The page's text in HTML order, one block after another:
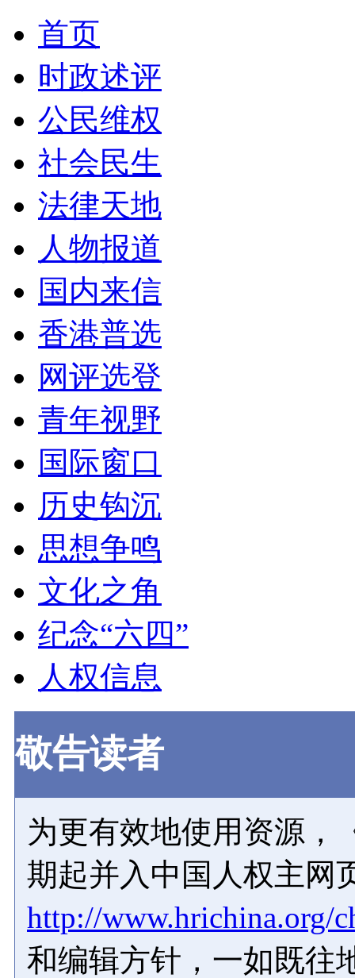
首页
时政述评
公民维权
社会民生
法律天地
人物报道
国内来信
香港普选
网评选登
青年视野
国际窗口
历史钩沉
思想争鸣
文化之角
纪念“六四”
人权信息
敬告读者
为更有效地使用资源，
期起并入中国人权主网
http://www.hrichina.org/
和编辑方针，一如既往